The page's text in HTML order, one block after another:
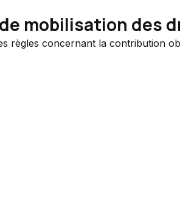
mobilisation des
règles concernant la contribution